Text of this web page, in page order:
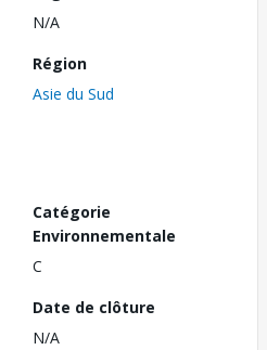
N/A
Région
Asie du Sud
Catégorie
Environnementale
C
Date de clôture
N/A